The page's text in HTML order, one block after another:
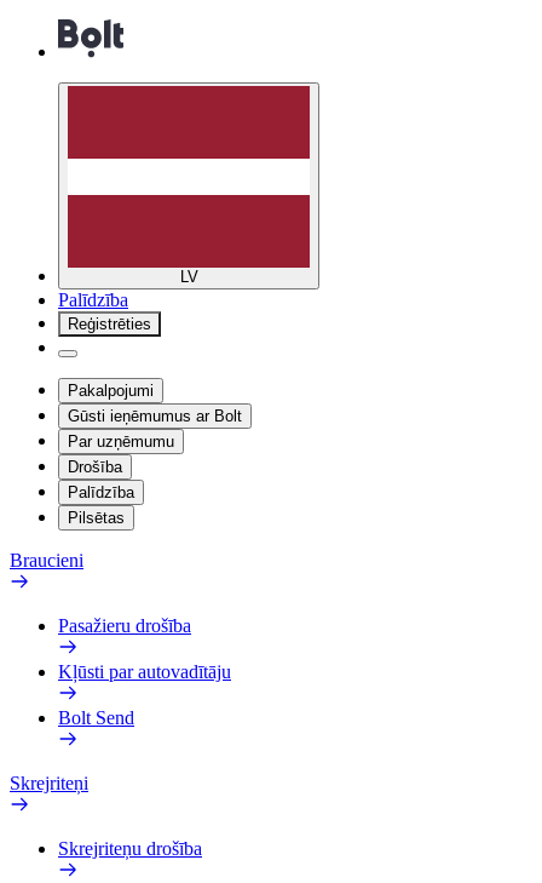
LV
Palīdzība
Reģistrēties
Pakalpojumi
Gūsti ieņēmumus ar Bolt
Par uzņēmumu
Drošība
Palīdzība
Pilsētas
Braucieni
Pasažieru drošība
Kļūsti par autovadītāju
Bolt Send
Skrejriteņi
Skrejriteņu drošība